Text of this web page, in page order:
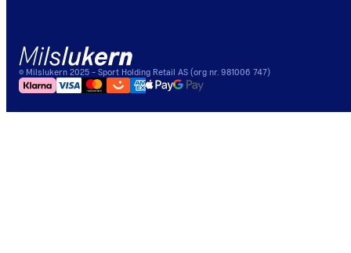
© Milslukern 2025 - Sport Holding Retail AS (org nr. 981006 747)